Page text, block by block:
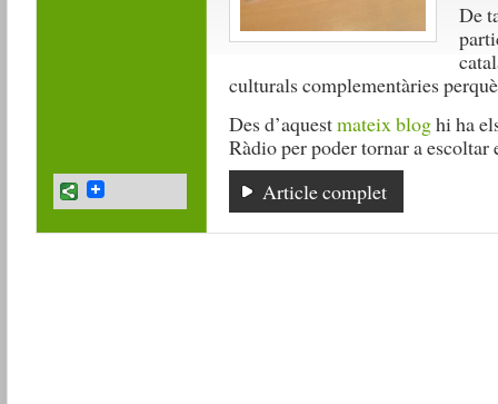
De
culturals complementàries
Des d’aquestmateix bloghi ha
Ràdio per poder tornar a escoltar
Article complet